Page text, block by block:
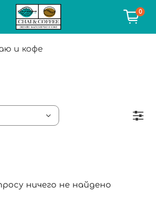
0
и кофе
ничего не найдено